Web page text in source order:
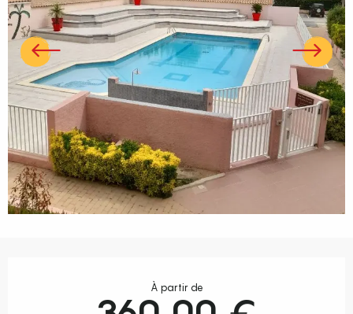
À partir de